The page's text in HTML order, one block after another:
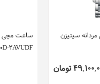
2AVUDF
سیتیزن
تومان